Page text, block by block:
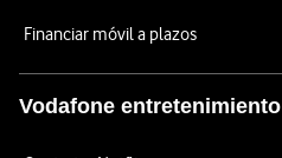
Financiar móvil a plazos
Vodafone entretenimiento